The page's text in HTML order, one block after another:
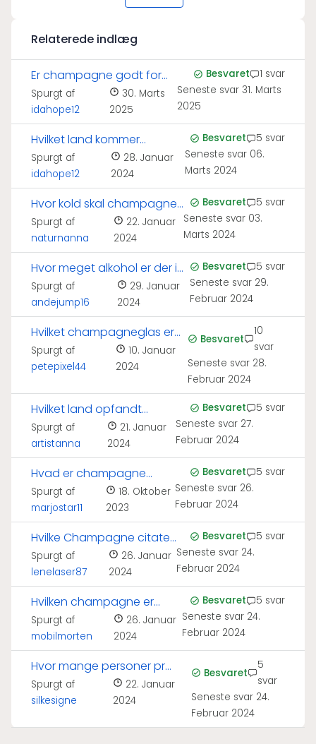
Relaterede indlæg
Er champagne godt for
huden?
Spurgt af
idahope12
30. Marts
2025
Besvaret
1 svar
Seneste svar31. Marts
2025
Hvilket land kommer
champagne fra?
Spurgt af
idahope12
28. Januar
2024
Besvaret
5 svar
Seneste svar 06.
Marts 2024
Hvor kold skal champagne
serveres?
Spurgt af
naturnanna
22. Januar
2024
Besvaret
5 svar
Seneste svar 03.
Marts 2024
Hvor meget alkohol er der i
en champagne?
Spurgt af
andejump16
29. Januar
2024
Besvaret
5 svar
Seneste svar 29.
Februar 2024
Hvilket champagneglas er
bedst til bobler?
Spurgt af
petepixel44
10. Januar
2024
Besvaret
10
svar
Seneste svar 28.
Februar 2024
Hvilket land opfandt
champagne?
Spurgt af
artistanna
21. Januar
2024
Besvaret
5 svar
Seneste svar 27.
Februar 2024
Hvad er champagne
lavet af?
Spurgt af
marjostar11
18. Oktober
2023
Besvaret
5 svar
Seneste svar 26.
Februar 2024
Hvilke Champagne citater
kender I?
Spurgt af
lenelaser87
26. Januar
2024
Besvaret
5 svar
Seneste svar 24.
Februar 2024
Hvilken champagne er
bedst til kaviar?
Spurgt af
mobilmorten
26. Januar
2024
Besvaret
5 svar
Seneste svar 24.
Februar 2024
Hvor mange personer pr
flaske champagne?
Spurgt af
silkesigne
22. Januar
2024
Besvaret
5
svar
Seneste svar 24.
Februar 2024